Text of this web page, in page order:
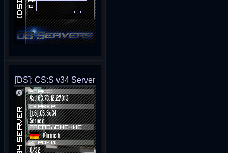
[DS]: CS:S v34 Server